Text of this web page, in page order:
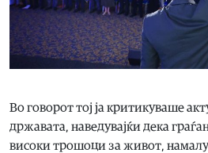
Во говорот тој ја критикуваше
државата, наведувајќи дека
високи трошоци за живот,